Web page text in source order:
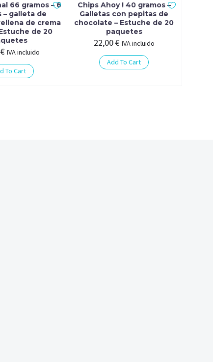
66 gramos – 6
– galleta de
de crema
de 20
€ IVA incluido
To Cart
Chips Ahoy ! 40 gramos –
Galletas con pepitas de
chocolate – Estuche de 20
paquetes
22,00€ IVA incluido
Add To Cart